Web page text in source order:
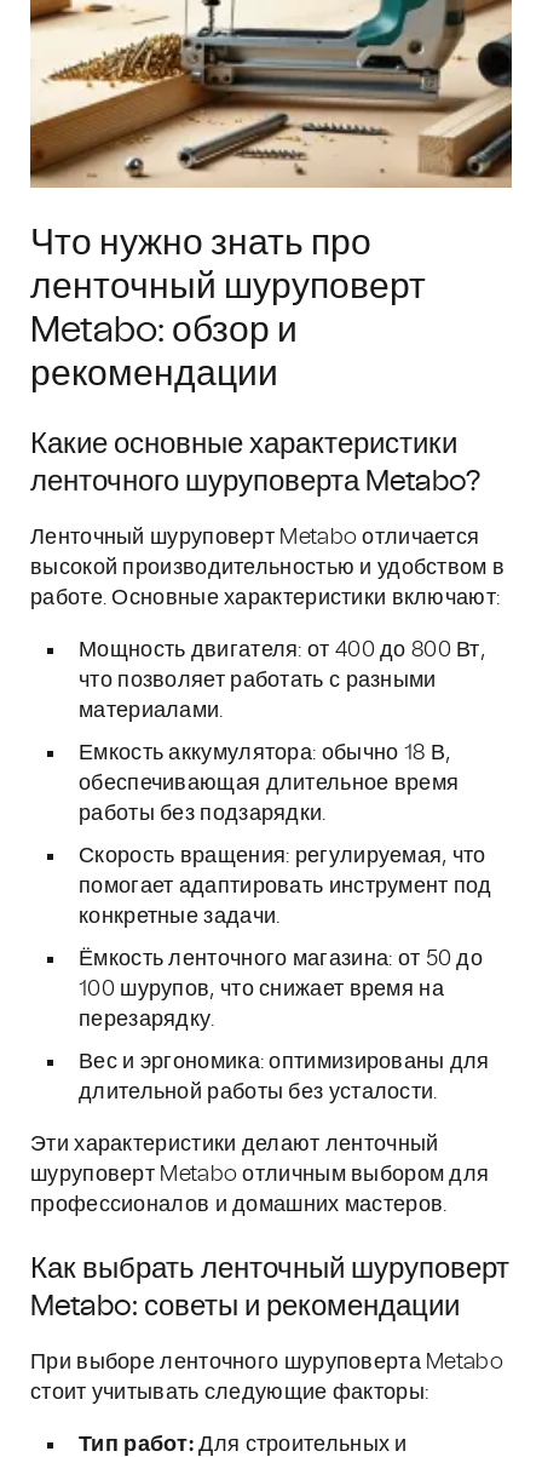
Что нужно знать про
ленточный шуруповерт
Metabo: обзор и
рекомендации
Какие основные характеристики
ленточного шуруповерта Metabo?
Ленточный шуруповерт Metabo отличается
высокой производительностью и удобством в
работе. Основные характеристики включают:
Мощность двигателя: от 400 до 800 Вт,
что позволяет работать с разными
материалами.
Емкость аккумулятора: обычно 18 В,
обеспечивающая длительное время
работы без подзарядки.
Скорость вращения: регулируемая, что
помогает адаптировать инструмент под
конкретные задачи.
Ёмкость ленточного магазина: от 50 до
100 шурупов, что снижает время на
перезарядку.
Вес и эргономика: оптимизированы для
длительной работы без усталости.
Эти характеристики делают ленточный
шуруповерт Metabo отличным выбором для
профессионалов и домашних мастеров.
Как выбрать ленточный шуруповерт
Metabo: советы и рекомендации
При выборе ленточного шуруповерта Metabo
стоит учитывать следующие факторы:
Тип работ: Для строительных и